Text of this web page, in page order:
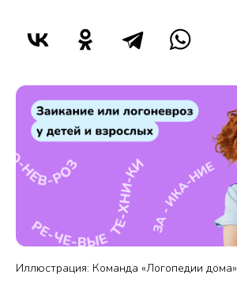
Иллюстрация: Команда «Логопедии дома»